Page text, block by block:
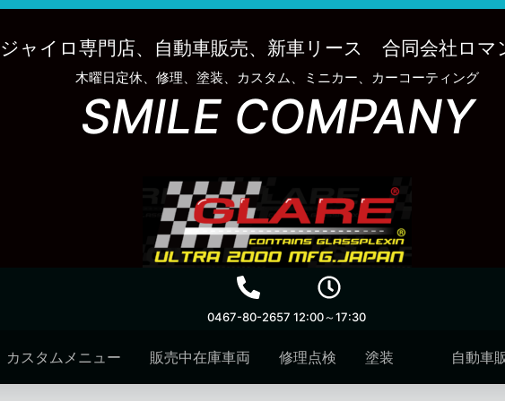
ジャイロ専門店、自動車販売、新車リース 合同会社ロマ
木曜日定休、修理、塗装、カスタム、ミニカー、カーコーティング
SMILE COMPANY
0467-80-2657 12:00～17:30
カスタムメニュー 販売中在庫車両 修理点検 塗装 自動車